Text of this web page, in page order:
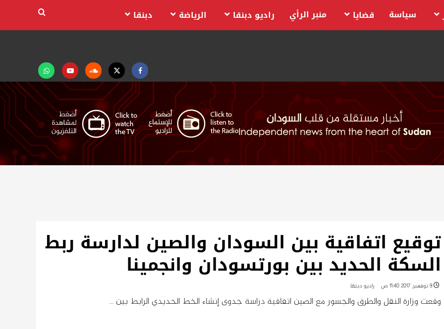
Facebook
Twitter
Soundcloud
Youtubeتابعنا
على
واتساب
سياسة قضايا منبر الرأي راديو دبنقا الرياضة دبنقا
توقيع اتفاقية بين السودان والصين لدارسة ربط
السكة الحديد بين بورتسودان وانجمينا
9 نوفمبر، 2017 11:40 ص راديو دبنقا
وقعت وزارة النقل والطرق والجسور مع الصين اتفاقية دراسة جدوى إنشاء الخط الحديدي الرابط بين …